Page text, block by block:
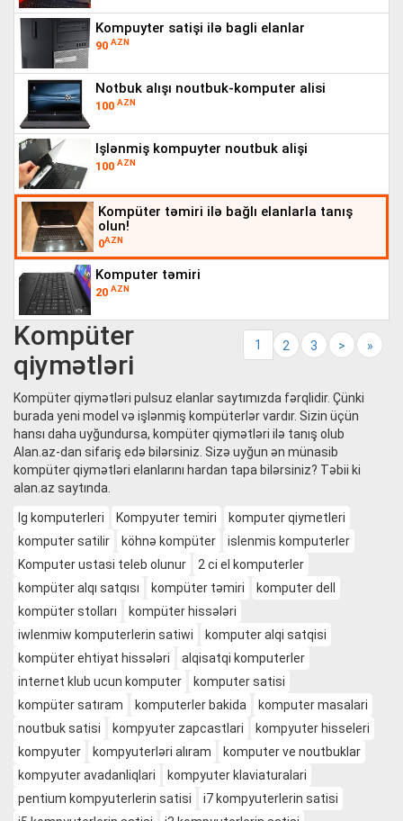
kompuyter satişi ilə bagli elanlar
90 AZN
notbuk alışı noutbuk-komputer alisi
100 AZN
işlənmiş kompuyter noutbuk alişi
100 AZN
kompüter təmiri ilə bağlı elanlarla tanış
olun!
0AZN
komputer təmiri
20 AZN
1 2 3 > »
Kompüter
qiymətləri
Kompüter qiymətləri pulsuz elanlar saytımızda fərqlidir. Çünki
burada yeni model və işlənmiş kompüterlər vardır. Sizin üçün
hansı daha uyğundursa, kompüter qiymətləri ilə tanış olub
Alan.az-dan sifariş edə bilərsiniz. Sizə uyğun ən münasib
kompüter qiymətləri elanlarını hardan tapa bilərsiniz? Təbii ki
alan.az saytında.
lg komputerleri Kompyuter temiri
komputer qiymetleri
komputer satilir
köhnə kompüter
islenmis komputerler
Komputer ustasi teleb olunur
2 ci el komputerler
kompüter alqı satqısı
kompüter təmiri
komputer dell
kompüter stolları
kompüter hissələri
iwlenmiw komputerlerin satiwi
komputer alqi satqisi
kompüter ehtiyat hissələri
alqisatqi komputerler
internet klub ucun komputer
komputer satisi
kompüter satıram
komputerler bakida
komputer masalari
noutbuk satisi
kompyuter zapcastlari
kompyuter hisseleri
kompyuter
kompyuterləri alıram
komputer ve noutbuklar
kompyuter avadanliqlari
kompyuter klaviaturalari
pentium kompyuterlerin satisi
i7 kompyuterlerin satisi